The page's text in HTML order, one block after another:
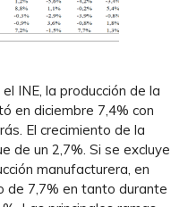
INE, la producción de la
en diciembre 7,4% con
El crecimiento de la
de un 2,7%. Si se excluye
manufacturera, en
de 7,7% en tanto durante